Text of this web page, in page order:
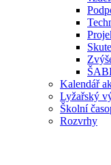
Kalendář
Lyžařský
Školní
Rozvrhy